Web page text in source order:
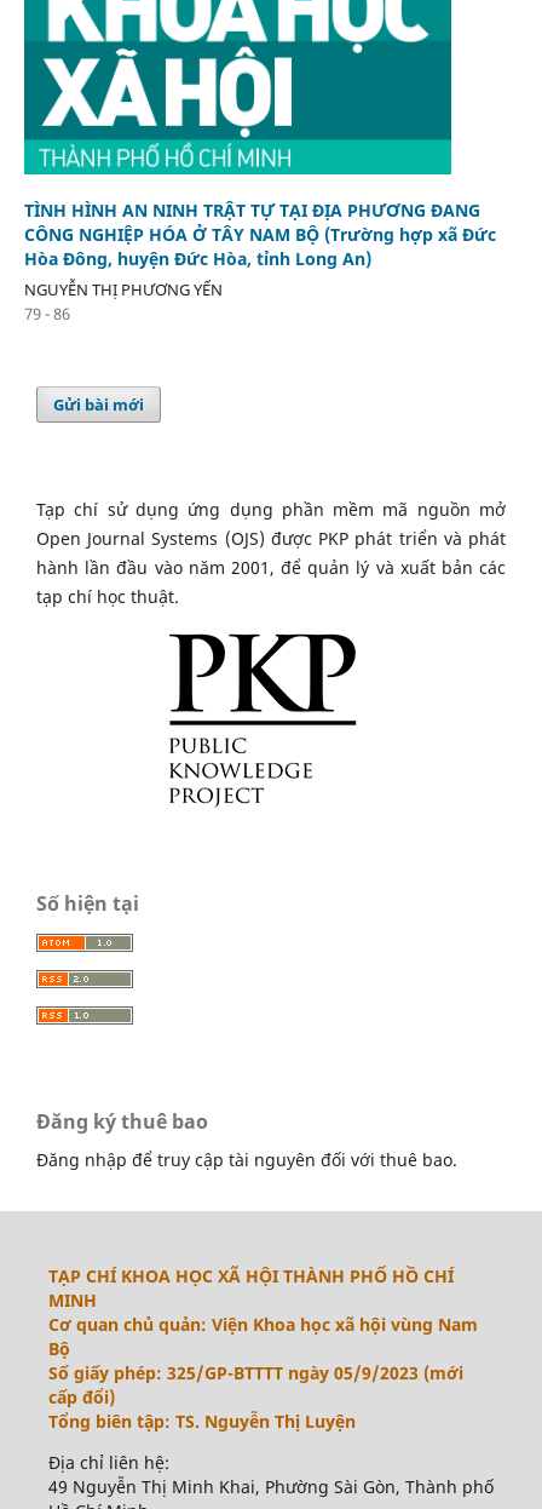
TÌNH HÌNH AN NINH TRẬT TỰ TẠI ĐỊA PHƯƠNG ĐANG
CÔNG NGHIỆP HÓA Ở TÂY NAM BỘ (Trường hợp xã Đức
Hòa Đông, huyện Đức Hòa, tỉnh Long An)
NGUYỄN THỊ PHƯƠNG YẾN
79 - 86
Gửi bài mới
Tạp chí sử dụng ứng dụng phần mềm mã nguồn mở
Open Journal Systems (OJS) được PKP phát triển và phát
hành lần đầu vào năm 2001, để quản lý và xuất bản các
tạp chí học thuật.
Số hiện tại
Đăng ký thuê bao
Đăng nhập để truy cập tài nguyên đối với thuê bao.
TẠP CHÍ KHOA HỌC XÃ HỘI THÀNH PHỐ HỒ CHÍ
MINH
Cơ quan chủ quản: Viện Khoa học xã hội vùng Nam
Bộ
Số giấy phép: 325/GP-BTTTT ngày 05/9/2023 (mới
cấp đổi)
Tổng biên tập: TS. Nguyễn Thị Luyện
Địa chỉ liên hệ:
49 Nguyễn Thị Minh Khai, Phường Sài Gòn, Thành phố